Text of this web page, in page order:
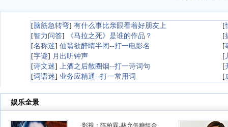
[脑筋急转弯] 有什么事比亲眼看着好朋友上 [
[智力问答] 《马拉之死》是谁的作品？ [
[名称迷] 仙翁欲醉睛半闭--打一电影名 [
[字谜] 月出听钟声 [
[诗文迷] 上酒之后散圈烟--打一诗词句 [
[词语迷] 业务应精通--打一常用词 [